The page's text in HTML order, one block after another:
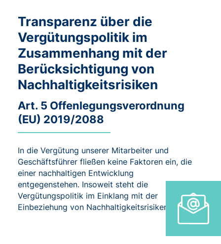
Transparenz über die
Vergütungspolitik im
Zusammenhang mit der
Berücksichtigung von
Nachhaltigkeitsrisiken
Art. 5 Offenlegungsverordnung
(EU) 2019/2088
In die Vergütung unserer Mitarbeiter und
Geschäftsführer fließen keine Faktoren ein, die
einer nachhaltigen Entwicklung
entgegenstehen. Insoweit steht die
Vergütungspolitik im Einklang mit der
Einbeziehung von Nachhaltigkeitsrisiken.